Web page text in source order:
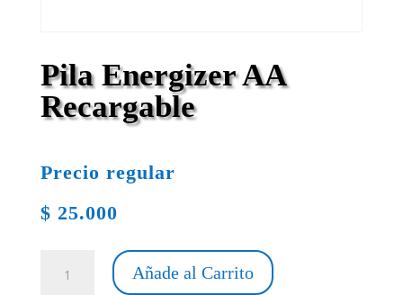
Pila Energizer AA
Recargable
Precio regular
$ 25.000
Energizer
Añade al Carrito